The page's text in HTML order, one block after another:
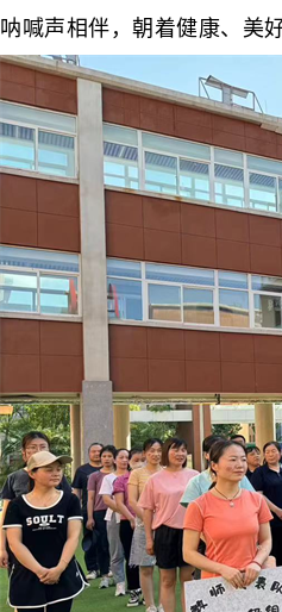
呐喊声相伴，朝着健康、美